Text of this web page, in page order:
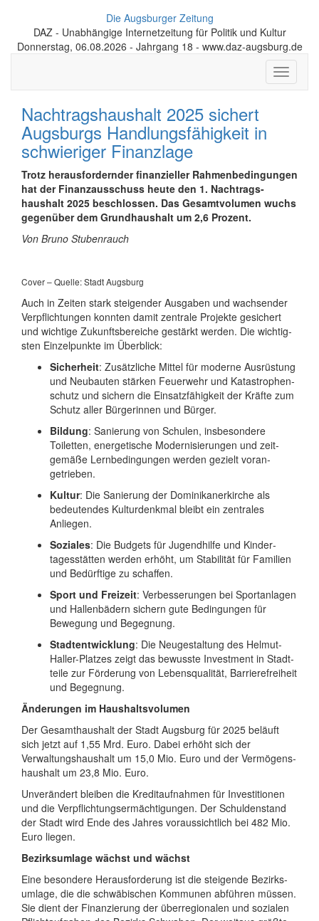
Die Augsburger Zeitung
DAZ - Unabhängige Internetzeitung für Politik und Kultur
Donnerstag, 06.08.2026 - Jahrgang 18 - www.daz-augsburg.de
Toggle
Nachtragshaushalt 2025 sichert
Augsburgs Handlungs­fähigkeit in
schwieriger Finanzlage
Trotz herausfordernder finanzi­eller Rahmen­bedingungen
hat der Finanz­ausschuss heute den 1. Nachtrags­
haushalt 2025 beschlossen. Das Gesamt­volumen wuchs
gegenüber dem Grund­haushalt um 2,6 Prozent.
Von Bruno Stubenrauch
Cover – Quelle: Stadt Augsburg
Auch in Zeiten stark steigender Ausgaben und wachsender
Ver­pflich­tungen konnten damit zentrale Projekte gesichert
und wichtige Zukunfts­bereiche gestärkt werden. Die wichtig­
sten Einzel­punkte im Überblick:
Sicherheit: Zusätzliche Mittel für moderne Aus­rüstung
und Neu­bauten stärken Feuer­wehr und Kata­strophen­
schutz und sichern die Einsatz­fähig­keit der Kräfte zum
Schutz aller Bürge­rinnen und Bürger.
Bildung: Sanierung von Schulen, insbe­sondere
Toiletten, ener­getische Moder­ni­sierungen und zeit­
gemäße Lern­bedingungen werden gezielt voran­
getrieben.
Kultur: Die Sanierung der Dominikaner­kirche als
bedeu­ten­des Kultur­denkmal bleibt ein zentrales
Anliegen.
Soziales: Die Budgets für Jugend­hilfe und Kinder­
tages­stätten werden erhöht, um Stabi­lität für Familien
und Bedürf­tige zu schaffen.
Sport und Freizeit: Verbesserungen bei Sport­anlagen
und Hallen­bädern sichern gute Bedingungen für
Bewegung und Begegnung.
Stadtentwicklung: Die Neu­gestal­tung des Helmut-
Haller-Platzes zeigt das bewusste Invest­ment in Stadt­
teile zur Förde­rung von Lebens­qualität, Barriere­freiheit
und Begegnung.
Änderungen im Haushaltsvolumen
Der Gesamthaushalt der Stadt Augsburg für 2025 beläuft
sich jetzt auf 1,55 Mrd. Euro. Dabei erhöht sich der
Verwaltungs­haushalt um 15,0 Mio. Euro und der Vermögens­
haushalt um 23,8 Mio. Euro.
Unverändert bleiben die Kredit­auf­nahmen für Investi­tionen
und die Ver­pflichtungs­ermäch­ti­gungen. Der Schulden­stand
der Stadt wird Ende des Jahres voraus­sichtlich bei 482 Mio.
Euro liegen.
Bezirksumlage wächst und wächst
Eine besondere Heraus­forderung ist die steigende Bezirks­
umlage, die die schwäbi­schen Kommunen abführen müssen.
Sie dient der Finan­zierung der über­regio­nalen und sozialen